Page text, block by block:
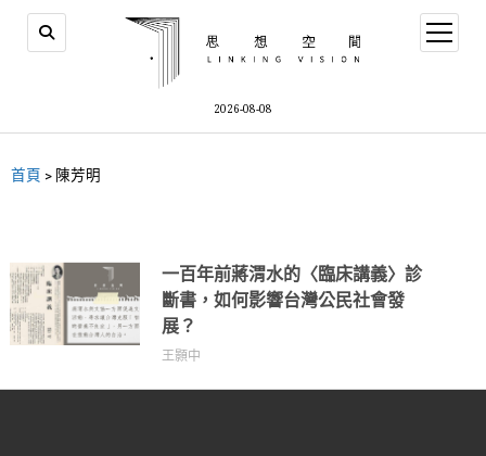
2026-08-08
首頁 > 陳芳明
一百年前蔣渭水的〈臨床講義〉診
斷書，如何影響台灣公民社會發
展？
王顥中